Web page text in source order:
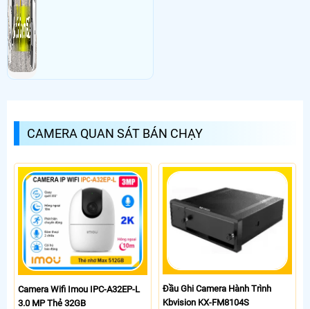
CAMERA QUAN SÁT BÁN CHẠY
Camera Wifi Imou IPC-A32EP-L
3.0 MP Thẻ 32GB
Đầu Ghi Camera Hành Trình
Kbvision KX-FM8104S